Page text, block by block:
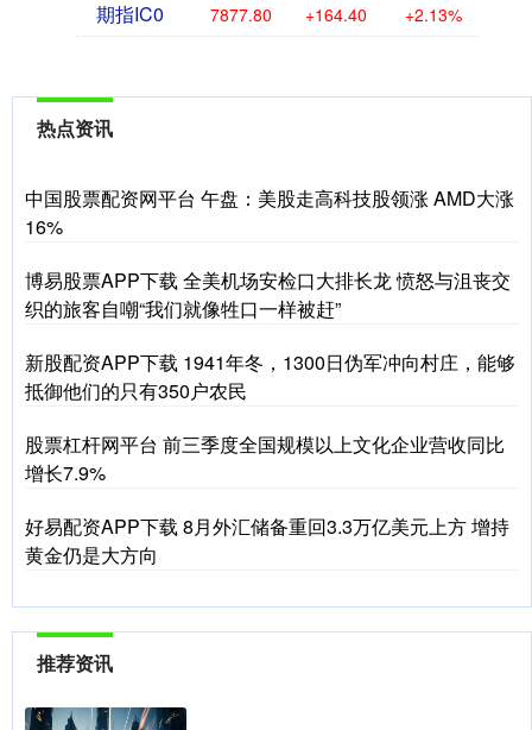
期指IC0 7877.80 +164.40 +2.13%
热点资讯
中国股票配资网平台 午盘：美股走高科技股领涨 AMD大涨
16%
博易股票APP下载 全美机场安检口大排长龙 愤怒与沮丧交
织的旅客自嘲“我们就像牲口一样被赶”
新股配资APP下载 1941年冬，1300日伪军冲向村庄，能够
抵御他们的只有350户农民
股票杠杆网平台 前三季度全国规模以上文化企业营收同比
增长7.9%
好易配资APP下载 8月外汇储备重回3.3万亿美元上方 增持
黄金仍是大方向
推荐资讯